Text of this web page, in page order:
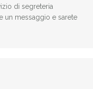
di segreteria
un messaggio e sarete